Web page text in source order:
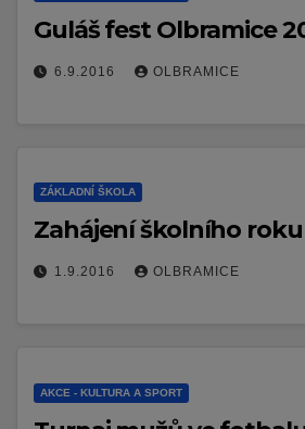
Guláš fest Olbramice
6.9.2016 OLBRAMICE
ZÁKLADNÍ ŠKOLA
Zahájení školního roku
1.9.2016 OLBRAMICE
AKCE - KULTURA A SPORT